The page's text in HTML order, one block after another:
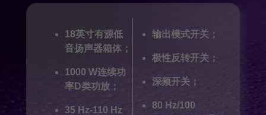
18英寸有源低
音扬声器箱体；
1000 W连续功
率D类功放；
35 Hz-110 Hz
输出模式开关；
极性反转开关；
深频开关；
80 Hz/100